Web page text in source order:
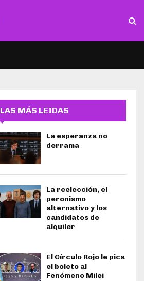
LAS MÁS LEIDAS
La esperanza no
derrama
La reelección, el
peronismo
alternativo y los
candidatos de
alquiler
El Círculo Rojo le pica
el boleto al
Fenómeno Milei